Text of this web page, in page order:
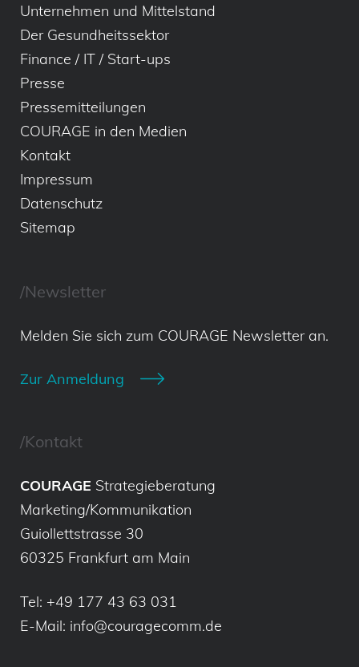
Unternehmen und Mittelstand
Der Gesundheitssektor
Finance / IT / Start-ups
Presse
Pressemitteilungen
COURAGE in den Medien
Kontakt
Impressum
Datenschutz
Sitemap
/Newsletter
Melden Sie sich zum COURAGE Newsletter an.
Zur Anmeldung
/Kontakt
COURAGE Strategieberatung
Marketing/Kommunikation
Guiollettstrasse 30
60325 Frankfurt am Main
Tel: +49 177 43 63 031
E-Mail: info@couragecomm.de